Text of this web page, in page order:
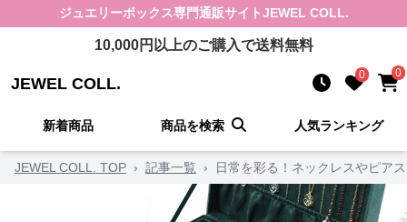
ジュエリーボックス専門通販サイトJEWEL COLL.
10,000円以上のご購入で送料無料
JEWEL COLL. 0 0
新着商品 商品を検索 人気ランキング
JEWEL COLL. TOP › 記事一覧 › 日常を彩る！ネックレスやピア